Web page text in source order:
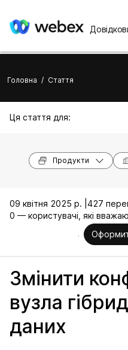
Головна / Стаття
Ця стаття для:
Продукти
09 квітня 2025 р. | 427
0 — користувачі, які
Змінити
вузла
даних